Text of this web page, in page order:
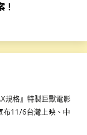
規格』特製巨獸電影
布11/6台灣上映、中